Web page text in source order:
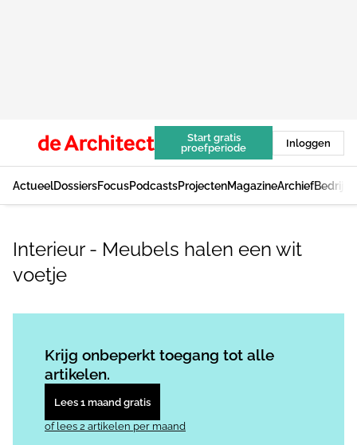
Start gratis
proefperiode
Inloggen
ActueelDossiersFocusPodcastsProjectenMagazineArchief
Interieur - Meubels halen een wit
voetje
Krijg onbeperkt toegang tot alle
artikelen.
Lees 1 maand gratis
of lees 2 artikelen per maand